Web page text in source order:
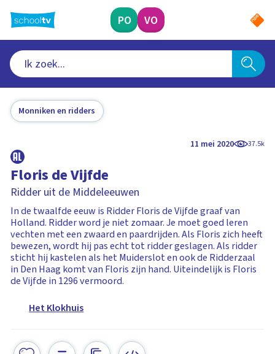
naar
hoofdinhoud
PO VO
Monniken en ridders
11 mei 2020 37.5k
Floris de Vijfde
Ridder uit de Middeleeuwen
In de twaalfde eeuw is Ridder Floris de Vijfde graaf van
Holland. Ridder word je niet zomaar. Je moet goed leren
vechten met een zwaard en paardrijden. Als Floris zich heeft
bewezen, wordt hij pas echt tot ridder geslagen. Als ridder
sticht hij kastelen als het Muiderslot en ook de Ridderzaal
in Den Haag komt van Floris zijn hand. Uiteindelijk is Floris
de Vijfde in 1296 vermoord.
Het Klokhuis